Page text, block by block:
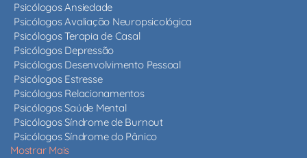
Psicólogos Ansiedade
Psicólogos Avaliação Neuropsicológica
Psicólogos Terapia de Casal
Psicólogos Depressão
Psicólogos Desenvolvimento Pessoal
Psicólogos Estresse
Psicólogos Relacionamentos
Psicólogos Saúde Mental
Psicólogos Síndrome de Burnout
Psicólogos Síndrome do Pânico
Mostrar Mais